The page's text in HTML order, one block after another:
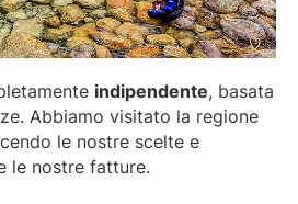
indipendente, basata
Abbiamo visitato la regione
le nostre scelte e
le nostre fatture.